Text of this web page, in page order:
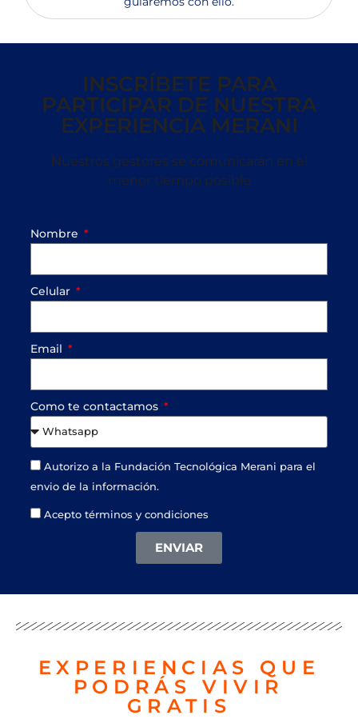
INSCRÍBETE PARA
PARTICIPAR DE NUESTRA
EXPERIENCIA MERANI
Nuestros gestores se comunicarán en el
menor tiempo posible
Nombre
Celular
Email
Como te contactamos
Autorizo a la Fundación Tecnológica Merani para el
envio de la información.
Acepto términos y condiciones
ENVIAR
EXPERIENCIAS QUE
PODRÁS VIVIR
GRATIS